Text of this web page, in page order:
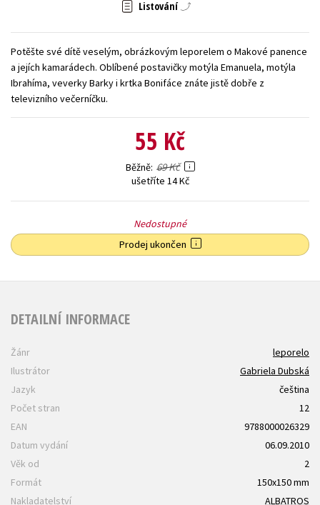
Všechny tituly
Listování
Potěšte své dítě veselým, obrázkovým leporelem o Makové panence
a jejích kamarádech. Oblíbené postavičky motýla Emanuela, motýla
Ibrahíma, veverky Barky i krtka Bonifáce znáte jistě dobře z
televizního večerníčku.
55 Kč
Běžně 69 Kč
ušetříte 14 Kč
Nedostupné
Prodej ukončen
DETAILNÍ INFORMACE
Žánr
leporelo
Ilustrátor
Gabriela Dubská
Jazyk
čeština
Počet stran
12
EAN
9788000026329
Datum vydání
06.09.2010
Věk od
2
Formát
150x150 mm
Nakladatelství
ALBATROS